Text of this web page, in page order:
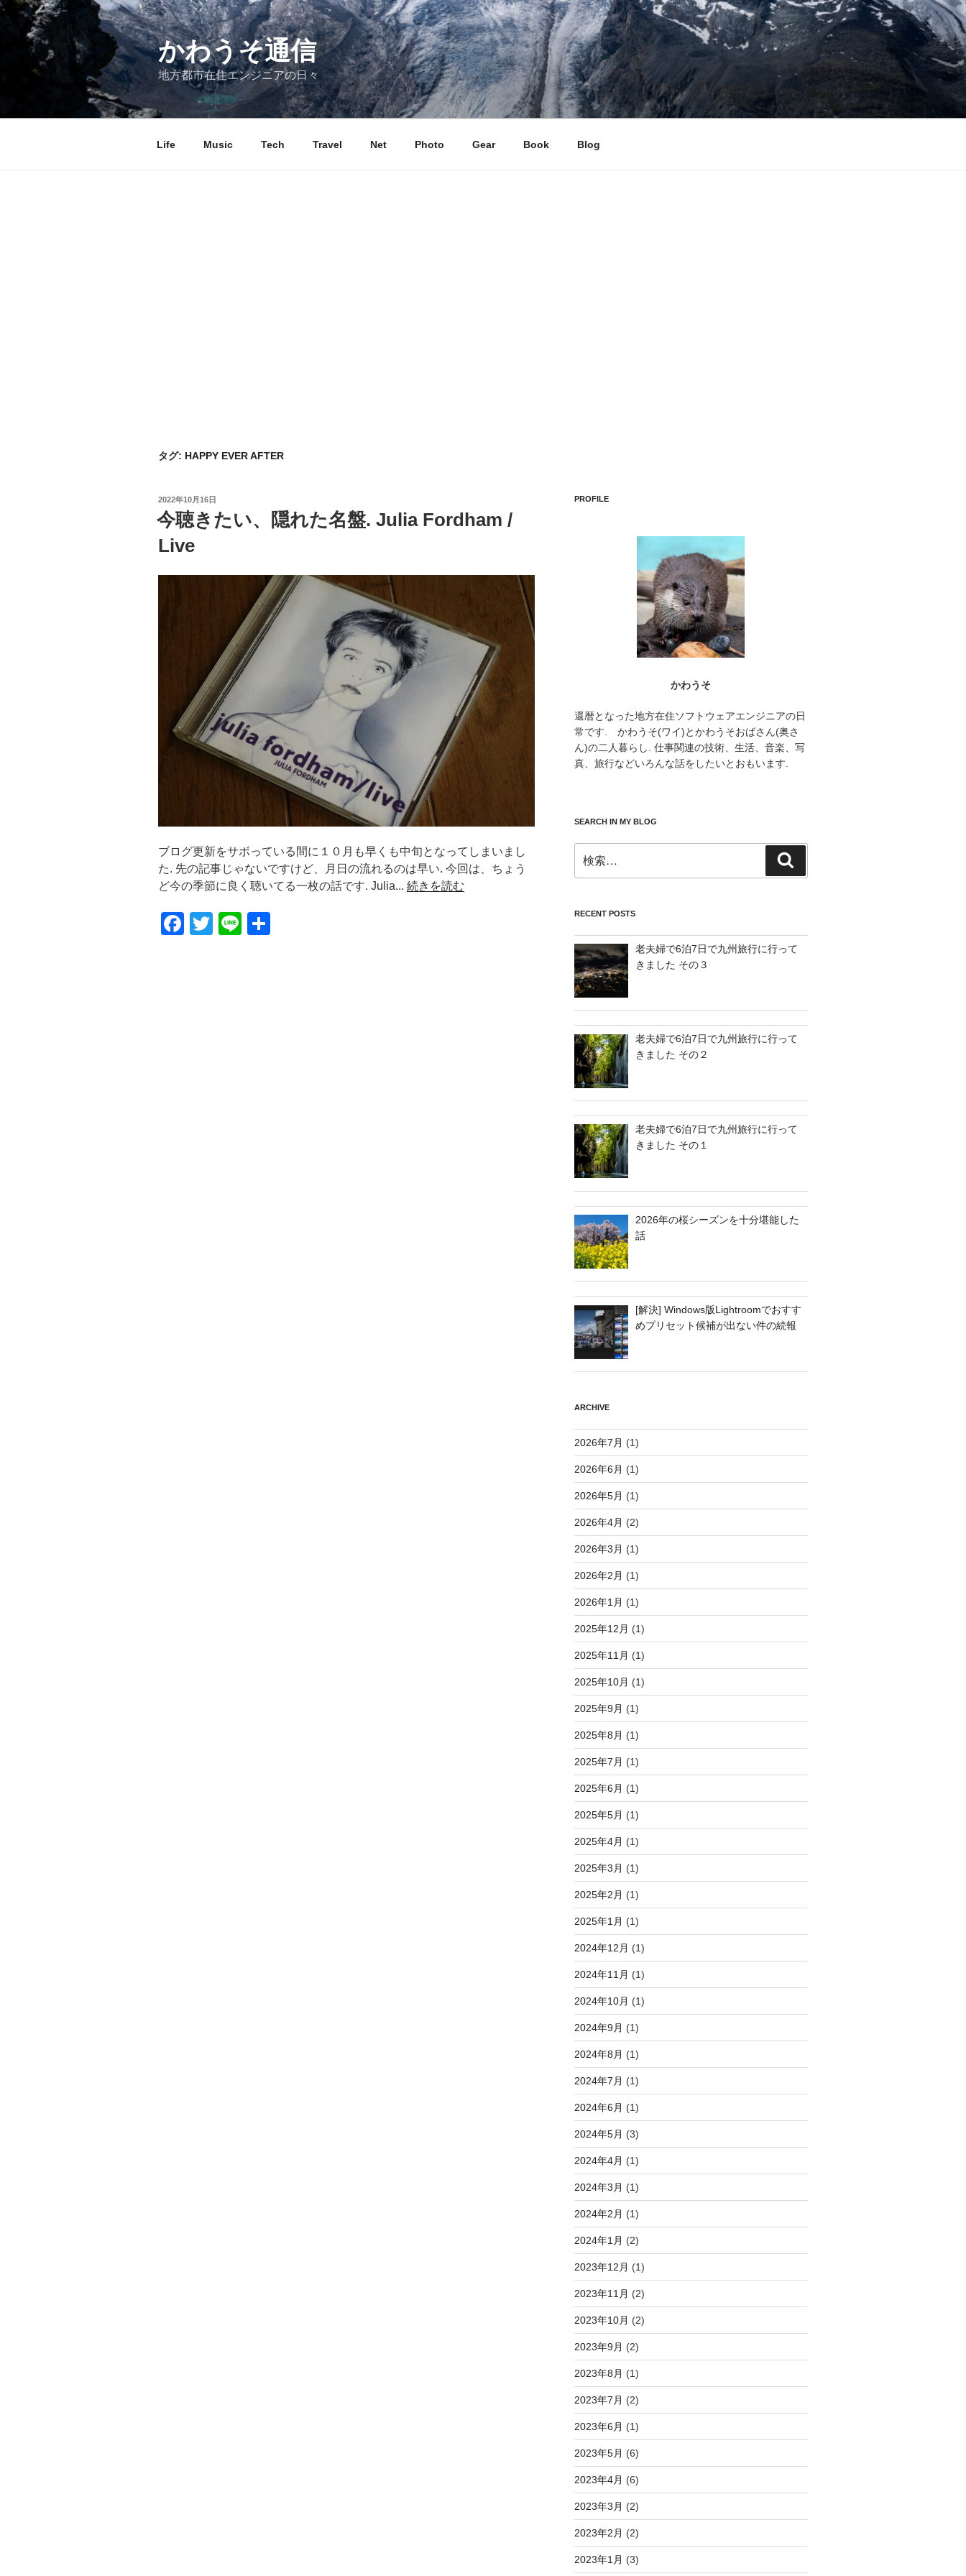
コ
かわうそ通信
地方都市在住エンジニアの日々
Life Music Tech Travel Net Photo Gear Book Blog
タグ: HAPPY EVER AFTER
投
稿
日:
2022年10月16日
今聴きたい、隠れた名盤. Julia Fordham /
Live
ブログ更新をサボっている間に１０月も早くも中旬となってしまいまし
た. 先の記事じゃないですけど、月日の流れるのは早い. 今回は、ちょう
ど今の季節に良く聴いてる一枚の話です. Julia... 続きを読む
F
T
Li
PROFILE
かわうそ
還暦となった地方在住ソフトウェアエンジニアの日
常です. かわうそ(ワイ)とかわうそおばさん(奥さ
ん)の二人暮らし. 仕事関連の技術、生活、音楽、写
真、旅行などいろんな話をしたいとおもいます.
SEARCH IN MY BLOG
索:
索
RECENT POSTS
老夫婦で6泊7日で九州旅行に行って
きました その３
老夫婦で6泊7日で九州旅行に行って
きました その２
老夫婦で6泊7日で九州旅行に行って
きました その１
2026年の桜シーズンを十分堪能した
話
[解決] Windows版Lightroomでおすす
めプリセット候補が出ない件の続報
ARCHIVE
2026年7月 (1)
2026年6月 (1)
2026年5月 (1)
2026年4月 (2)
2026年3月 (1)
2026年2月 (1)
2026年1月 (1)
2025年12月 (1)
2025年11月 (1)
2025年10月 (1)
2025年9月 (1)
2025年8月 (1)
2025年7月 (1)
2025年6月 (1)
2025年5月 (1)
2025年4月 (1)
2025年3月 (1)
2025年2月 (1)
2025年1月 (1)
2024年12月 (1)
2024年11月 (1)
2024年10月 (1)
2024年9月 (1)
2024年8月 (1)
2024年7月 (1)
2024年6月 (1)
2024年5月 (3)
2024年4月 (1)
2024年3月 (1)
2024年2月 (1)
2024年1月 (2)
2023年12月 (1)
2023年11月 (2)
2023年10月 (2)
2023年9月 (2)
2023年8月 (1)
2023年7月 (2)
2023年6月 (1)
2023年5月 (6)
2023年4月 (6)
2023年3月 (2)
2023年2月 (2)
2023年1月 (3)